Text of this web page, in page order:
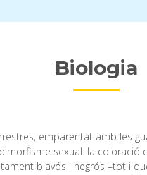
Biologia
emparentat amb les
sexual: la
blavós i negrós –tot i